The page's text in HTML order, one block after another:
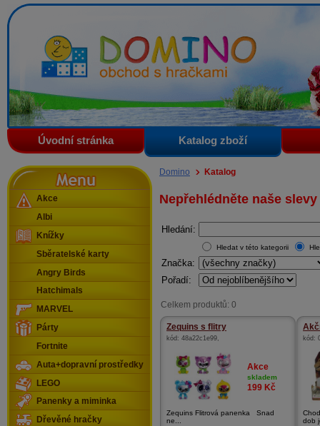
Domino - obchod s hračkami
Úvodní stránka Katalog zboží
Domino Katalog
Nepřehlédněte naše slevy
Hledání:
Hledat v této kategorii
Značka:
Pořadí:
Celkem produktů: 0
Zequins s flitry
kód: 48a22c1e99,
Akce
skladem
199 Kč
Zequins Flitrová panenka Snad
ne...
kód:
dob
Menu
Akce
Albi
Knížky
Sběratelské karty
Angry Birds
Hatchimals
MARVEL
Párty
Fortnite
Auta+dopravní prostředky
LEGO
Panenky a miminka
Dřevěné hračky